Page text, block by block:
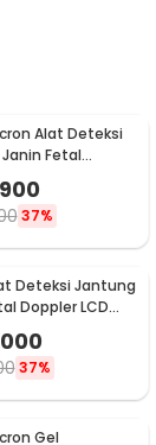
Alat Deteksi
Fetal
37%
Deteksi Jantung
Doppler LCD
3.0MHz - YSL-
505
37%
Gel